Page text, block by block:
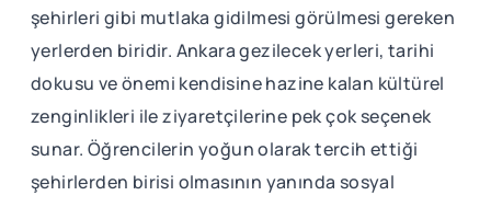
şehirleri gibi mutlaka gidilmesi görülmesi gereken
yerlerden biridir. Ankara gezilecek yerleri, tarihi
dokusu ve önemi kendisine hazine kalan kültürel
zenginlikleri ile ziyaretçilerine pek çok seçenek
sunar. Öğrencilerin yoğun olarak tercih ettiği
şehirlerden birisi olmasının yanında sosyal